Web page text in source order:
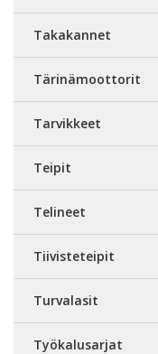
Takakannet
Tärinämoottorit
Tarvikkeet
Teipit
Telineet
Tiivisteteipit
Turvalasit
Työkalusarjat